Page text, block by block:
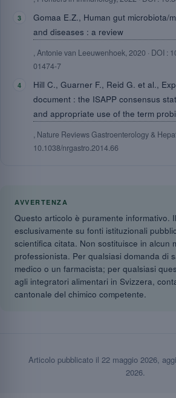
Gomaa E.Z., Human gut microbiota/
and diseases : a review
, Antonie van Leeuwenhoek, 2020 · DOI :
01474-7
Hill C., Guarner F., Reid G. et al.,
document : the ISAPP consensus
and appropriate use of the term
, Nature Reviews Gastroenterology &
10.1038/nrgastro.2014.66
AVVERTENZA
Questo articolo è puramente informativo.
esclusivamente su fonti istituzionali
scientifica citata. Non sostituisce in alcun
professionista. Per qualsiasi domanda di
medico o un farmacista; per qualsiasi
agli integratori alimentari in Svizzera,
cantonale del chimico competente.
Articolo pubblicato il 22 maggio 2026,
2026